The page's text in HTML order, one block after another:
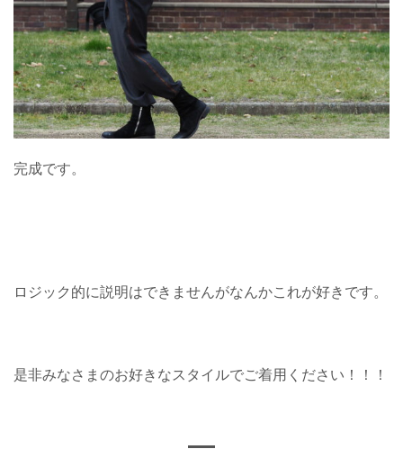
完成です。
ロジック的に説明はできませんがなんかこれが好きです。
是非みなさまのお好きなスタイルでご着用ください！！！